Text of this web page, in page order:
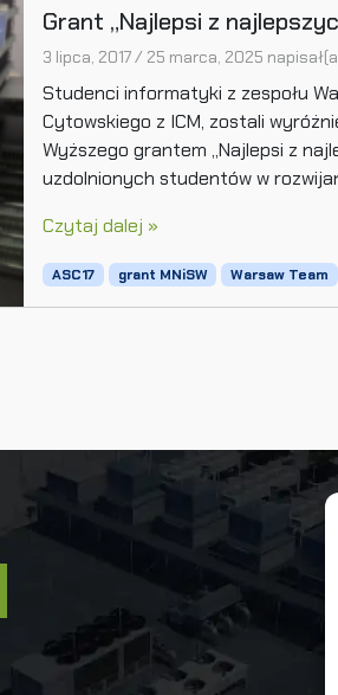
Grant „Najlepsi z
3 lipca, 2017/ 25 marca, 2025
Studenci informatyki z zespołu
Cytowskiego z ICM, zostali
Wyższego grantem „Najlepsi z
uzdolnionych studentów w
Czytaj dalej »
ASC17 grant MNiSW Warsaw Team